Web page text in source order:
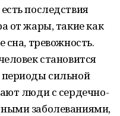
последствия
от жары, такие как
сна, тревожность.
становится
сильной
люди с сердечно-
заболеваниями,